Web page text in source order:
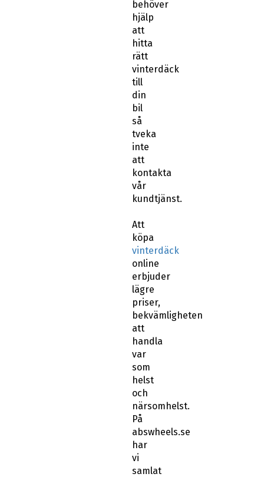
behöver
hjälp
att
hitta
rätt
vinterdäck
till
din
bil
så
tveka
inte
att
kontakta
vår
kundtjänst.
Att
köpa
vinterdäck
online
erbjuder
lägre
priser,
bekvämligheten
att
handla
var
som
helst
och
närsomhelst.
På
abswheels.se
har
vi
samlat